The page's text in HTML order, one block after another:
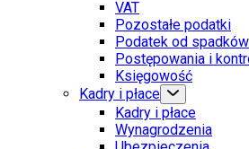
VAT
Pozostałe podatki
Podatek od
Postępowania i
Księgowość
Kadry i płace
Kadry i płace
Wynagrodzenia